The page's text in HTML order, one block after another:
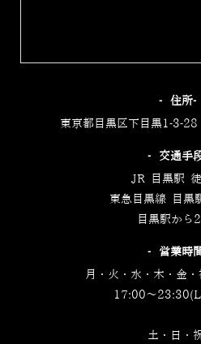
‐住所‐
東京都目黒区下目黒1-3-
‐交通手
JR 目黒駅
東急目黒線 目黒
目黒駅から
‐営業時
月・火・水・木・金
17:00～
土・日・